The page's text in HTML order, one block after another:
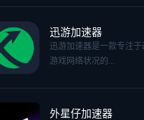
迅游加速器
迅游加速器是一款专注于
游戏网络状况的...
外星仔加速器